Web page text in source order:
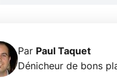
Par Paul Taquet
Dénicheur de bons